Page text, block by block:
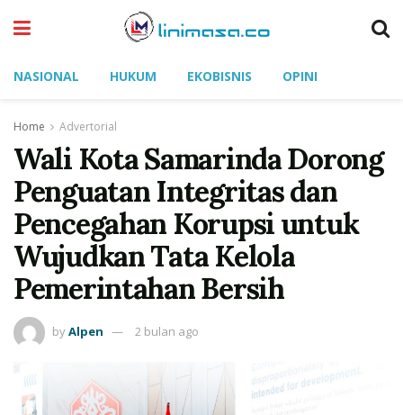
NASIONAL HUKUM EKOBISNIS OPINI
Home Advertorial
Wali Kota Samarinda Dorong
Penguatan Integritas dan
Pencegahan Korupsi untuk
Wujudkan Tata Kelola
Pemerintahan Bersih
byAlpen 2 bulan ago